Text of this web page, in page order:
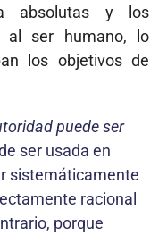
absolutas y los
al ser humano, lo
los objetivos de
puede ser
ser usada en
sistemáticamente
racional
porque